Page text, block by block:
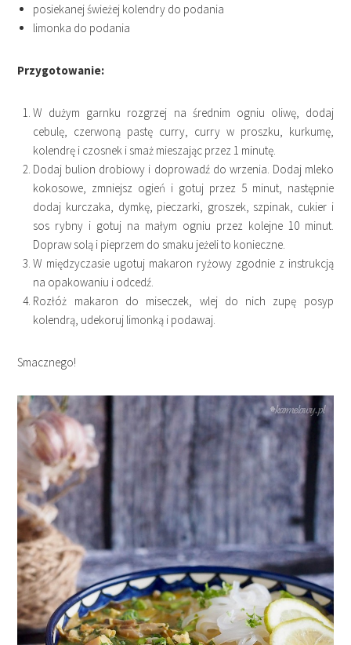
posiekanej świeżej kolendry do podania
limonka do podania
Przygotowanie:
W dużym garnku rozgrzej na średnim ogniu oliwę, dodaj
cebulę, czerwoną pastę curry, curry w proszku, kurkumę,
kolendrę i czosnek i smaż mieszając przez 1 minutę.
Dodaj bulion drobiowy i doprowadź do wrzenia. Dodaj mleko
kokosowe, zmniejsz ogień i gotuj przez 5 minut, następnie
dodaj kurczaka, dymkę, pieczarki, groszek, szpinak, cukier i
sos rybny i gotuj na małym ogniu przez kolejne 10 minut.
Dopraw solą i pieprzem do smaku jeżeli to konieczne.
W międzyczasie ugotuj makaron ryżowy zgodnie z instrukcją
na opakowaniu i odcedź.
Rozłóż makaron do miseczek, wlej do nich zupę posyp
kolendrą, udekoruj limonką i podawaj.
Smacznego!